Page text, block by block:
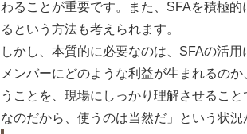
わることが重要です。また、SFAを積極
るという方法も考えられます。
しかし、本質的に必要なのは、SFAの活
メンバーにどのような利益が生まれるの
うことを、現場にしっかり理解させるこ
なのだから、使うのは当然だ」という状況